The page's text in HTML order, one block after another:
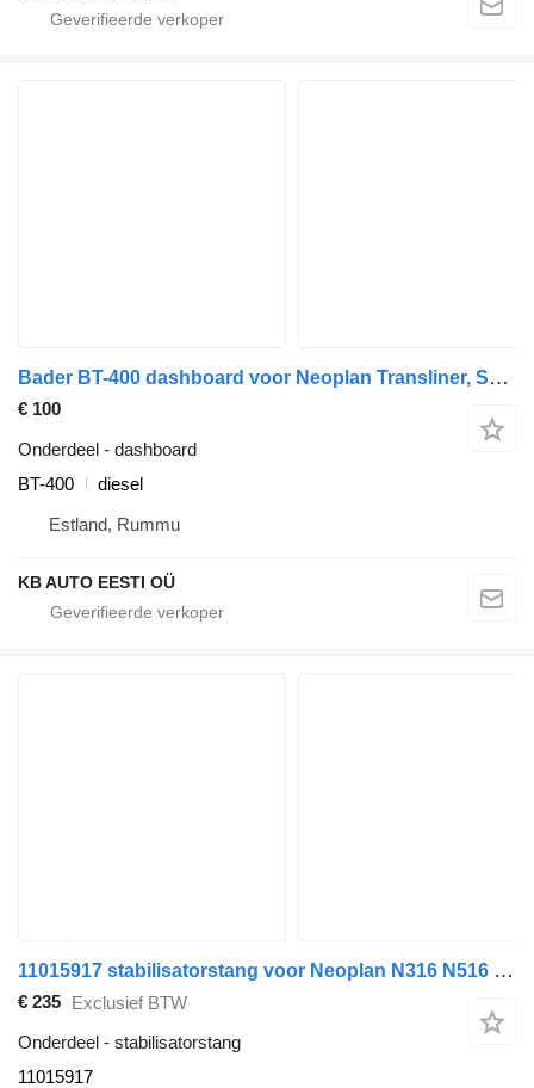
Bader BT-400 dashboard voor Neoplan Transliner, Sportliner, N-serie (1987-) bus
€ 100
Onderdeel - dashboard
BT-400
diesel
Estland, Rummu
KB AUTO EESTI OÜ
11015917 stabilisatorstang voor Neoplan N316 N516 Euroliner Skyliner bus
€ 235 Exclusief BTW
Onderdeel - stabilisatorstang
11015917